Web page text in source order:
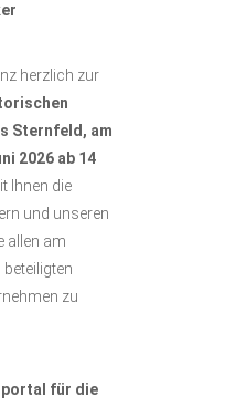
herzlich zur
Sternfeld, am
2026 ab 14
Ihnen die
und unseren
allen am
zu
für die